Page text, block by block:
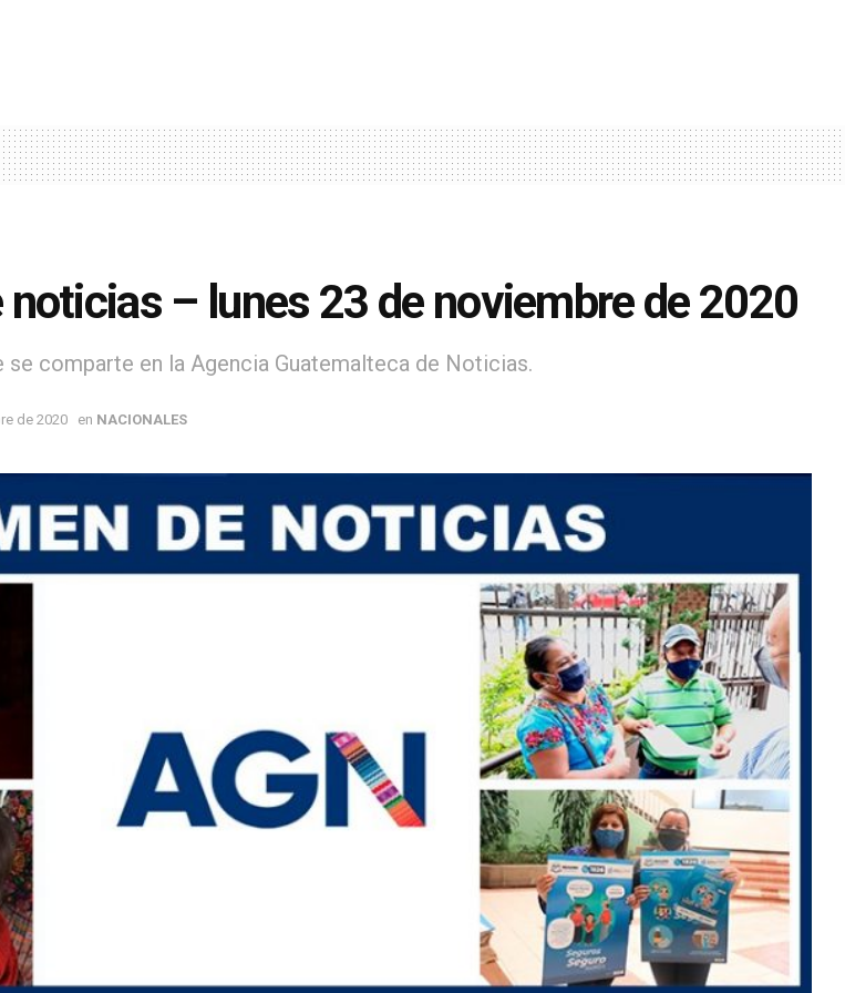
noticias – lunes 23 de noviembre de 2020
se comparte en la Agencia Guatemalteca de Noticias.
de 2020 en NACIONALES